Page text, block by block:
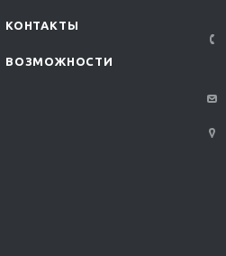
КОНТАКТЫ
ВОЗМОЖНОСТИ